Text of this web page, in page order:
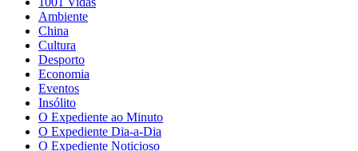
Ambiente
China
Cultura
Desporto
Economia
Eventos
Insólito
O Expediente ao Minuto
O Expediente Dia-a-Dia
O Expediente Noticioso